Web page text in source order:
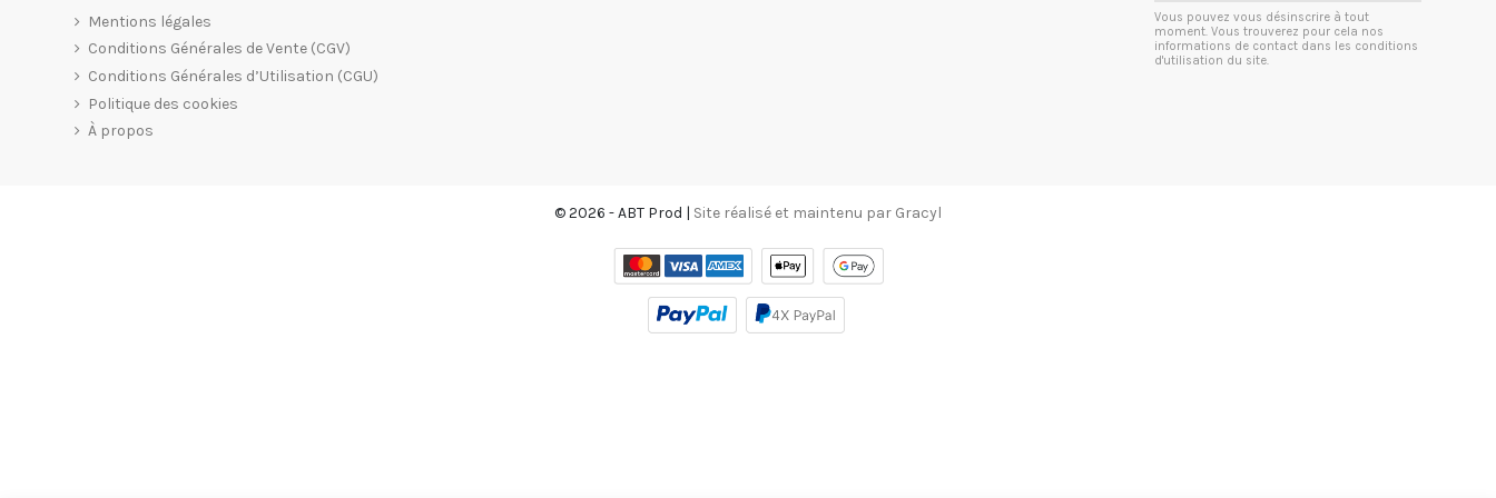
Mentions légales
Conditions Générales de Vente (CGV)
Conditions Générales d’Utilisation (CGU)
Politique des cookies
À propos
Vous pouvez vous désinscrire à tout
moment. Vous trouverez pour cela nos
informations de contact dans les conditions
d'utilisation du site.
© 2026 - ABT Prod | Site réalisé et maintenu par Gracyl